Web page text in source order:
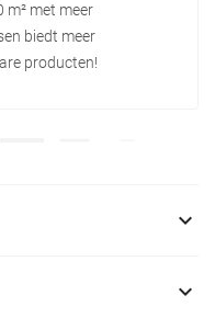
m² met meer
biedt meer
producten!

